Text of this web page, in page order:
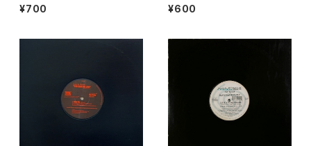
nnon & 3LW – Parents Just
Don't Understand [Jive, Ni
¥700
s Think Alike [Cajo!]
¥600